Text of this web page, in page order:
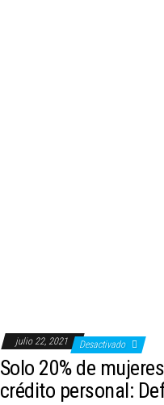
julio 22, 2021 Desactivado
Solo 20% de
crédito personal: